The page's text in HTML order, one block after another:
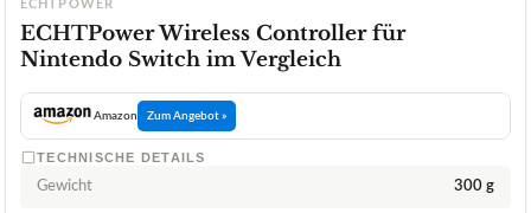
ECHTPOWER
ECHTPower Wireless Controller für
Nintendo Switch im Vergleich
Amazon Zum Angebot »
TECHNISCHE DETAILS
Gewicht 300 g